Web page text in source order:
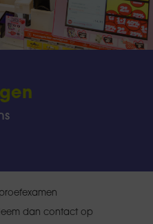
dan contact op